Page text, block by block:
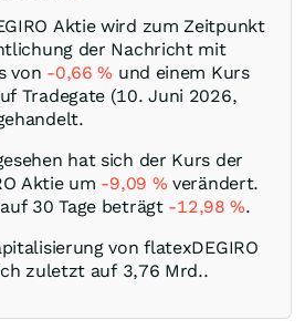
Aktie wird zum Zeitpunkt
der Nachricht mit
von -0,66% und einem Kurs
Tradegate (10. Juni 2026,
hat sich der Kurs der
Aktie um -9,09 % verändert.
30 Tage beträgt -12,98%.
von flatexDEGIRO
zuletzt auf 3,76 Mrd..